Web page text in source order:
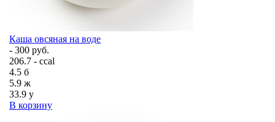
Каша овсяная на воде
- 300 руб.
206.7 - ccal
4.5 б
5.9 ж
33.9 у
В корзину